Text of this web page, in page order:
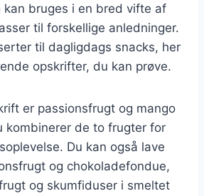
kan bruges i en bred vifte af
til forskellige anledninger.
til dagligdags snacks, her
opskrifter, du kan prøve.
er passionsfrugt og mango
kombinerer de to frugter for
Du kan også lave
og chokoladefondue,
og skumfiduser i smeltet